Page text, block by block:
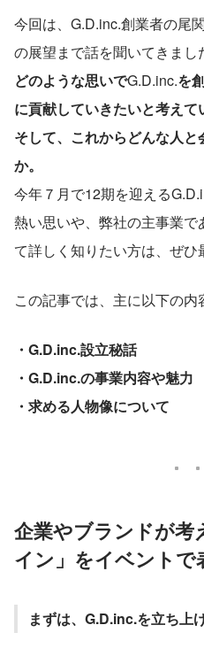
今回は、G.D.inc.創業者の尾
の展望まで話を聞いてきまし
どのような思いでG.D.inc.を
に貢献していきたいと考えて
そして、これからどんな人
か。
今年７月で12期を迎える
熱い思いや、弊社の主事業
て詳しく知りたい方は、ぜひ
この記事では、主に以下の内
・G.D.inc.設立秘話
・G.D.inc.の事業内容や魅力
・求める人物像について
企業やブランドが
イン」をイベントで
まずは、G.D.inc.を立ち上